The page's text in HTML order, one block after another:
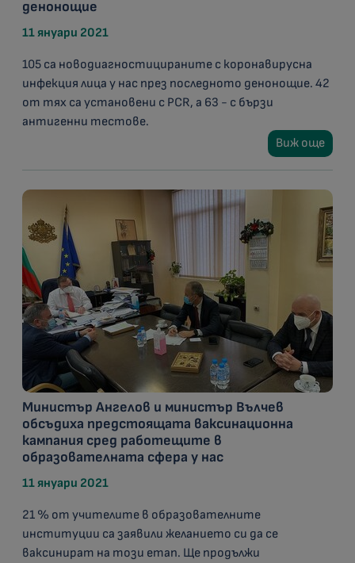
денонощие
11 януари 2021
105 са новодиагностицираните с коронавирусна
инфекция лица у нас през последното денонощие. 42
от тях са установени с PCR, а 63 - с бързи
антигенни тестове.
Виж още
Министър Ангелов и министър Вълчев
обсъдиха предстоящата ваксинационна
кампания сред работещите в
образователната сфера у нас
11 януари 2021
21 % от учителите в образователните
институции са заявили желанието си да се
ваксинират на този етап. Ще продължи